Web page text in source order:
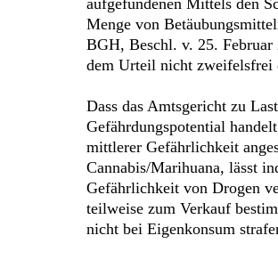
Menge von
BGH, Beschl. v. 25.
dem Urteil nicht zweifelsfrei
Dass das Amtsgericht zu
Gefährdungspotential
mittlerer Gefährlichkeit
Cannabis/Marihuana, lässt
Gefährlichkeit von Drogen
teilweise zum Verkauf
nicht bei Eigenkonsum